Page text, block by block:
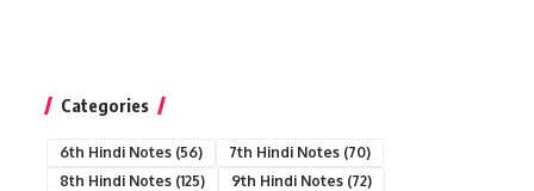
Categories
6th Hindi Notes (56) 7th Hindi Notes (70)
8th Hindi Notes (125) 9th Hindi Notes (72)